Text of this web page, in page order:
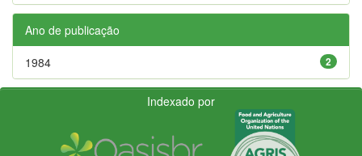
Ano de publicação
2
1984
Indexado por